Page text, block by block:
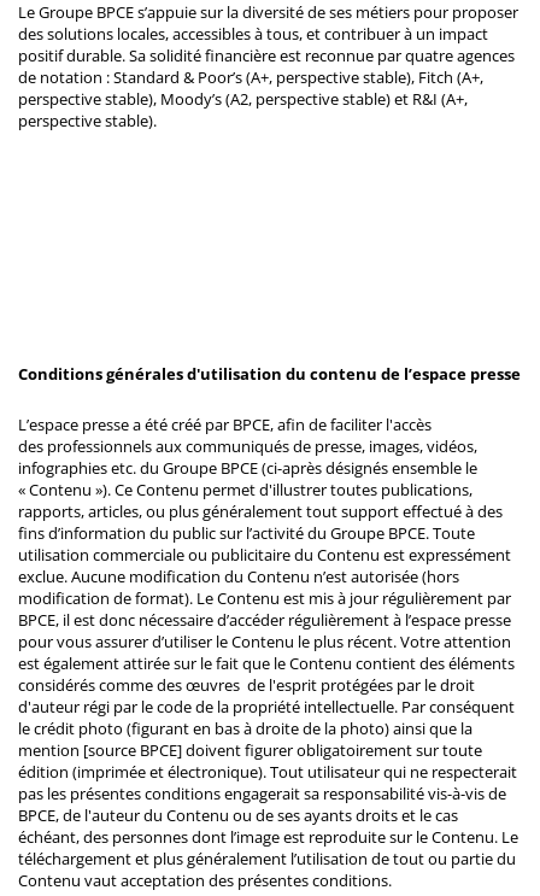
Le Groupe BPCE s’appuie sur la diversité de ses métiers pour proposer
des solutions locales, accessibles à tous, et contribuer à un impact
positif durable. Sa solidité financière est reconnue par quatre agences
de notation : Standard & Poor’s (A+, perspective stable), Fitch (A+,
perspective stable), Moody’s (A2, perspective stable) et R&I (A+,
perspective stable).
Conditions générales d'utilisation du contenu de l’espace presse
L’espace presse a été créé par BPCE, afin de faciliter l'accès
des professionnels aux communiqués de presse, images, vidéos,
infographies etc. du Groupe BPCE (ci-après désignés ensemble le
« Contenu »). Ce Contenu permet d'illustrer toutes publications,
rapports, articles, ou plus généralement tout support effectué à des
fins d’information du public sur l’activité du Groupe BPCE. Toute
utilisation commerciale ou publicitaire du Contenu est expressément
exclue. Aucune modification du Contenu n’est autorisée (hors
modification de format). Le Contenu est mis à jour régulièrement par
BPCE, il est donc nécessaire d’accéder régulièrement à l’espace presse
pour vous assurer d’utiliser le Contenu le plus récent. Votre attention
est également attirée sur le fait que le Contenu contient des éléments
considérés comme des œuvres de l'esprit protégées par le droit
d'auteur régi par le code de la propriété intellectuelle. Par conséquent
le crédit photo (figurant en bas à droite de la photo) ainsi que la
mention [source BPCE] doivent figurer obligatoirement sur toute
édition (imprimée et électronique). Tout utilisateur qui ne respecterait
pas les présentes conditions engagerait sa responsabilité vis-à-vis de
BPCE, de l'auteur du Contenu ou de ses ayants droits et le cas
échéant, des personnes dont l’image est reproduite sur le Contenu. Le
téléchargement et plus généralement l’utilisation de tout ou partie du
Contenu vaut acceptation des présentes conditions.